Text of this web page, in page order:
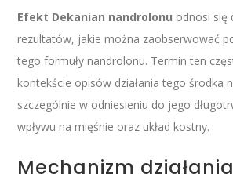
Efekt Dekanian nandrolonu odnosi się
rezultatów, jakie można zaobserwować
tego formuły nandrolonu. Termin ten
kontekście opisów działania tego środka
szczególnie w odniesieniu do jego
wpływu na mięśnie oraz układ kostny.
Mechanizm działania